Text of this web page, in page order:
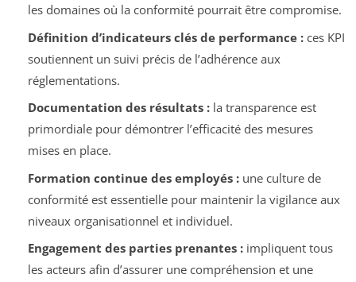
les domaines où la conformité pourrait être compromise.
Définition d’indicateurs clés de performance :ces KPI
soutiennent un suivi précis de l’adhérence aux
réglementations.
Documentation des résultats :la transparence est
primordiale pour démontrer l’efficacité des mesures
mises en place.
Formation continue des employés :une culture de
conformité est essentielle pour maintenir la vigilance aux
niveaux organisationnel et individuel.
Engagement des parties prenantes :impliquent tous
les acteurs afin d’assurer une compréhension et une